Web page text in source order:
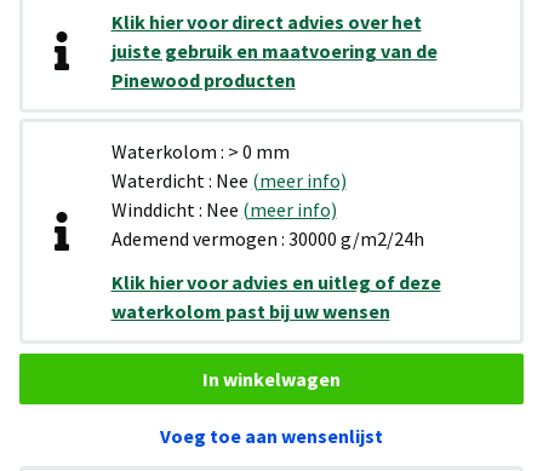
Klik hier voor direct advies over het
juiste gebruik en maatvoering van de
Pinewood producten
Waterkolom : > 0 mm
Waterdicht : Nee (meer info)
Winddicht : Nee (meer info)
Ademend vermogen : 30000 g/m2/24h
Klik hier voor advies en uitleg of deze
waterkolom past bij uw wensen
In winkelwagen
Voeg toe aan wensenlijst